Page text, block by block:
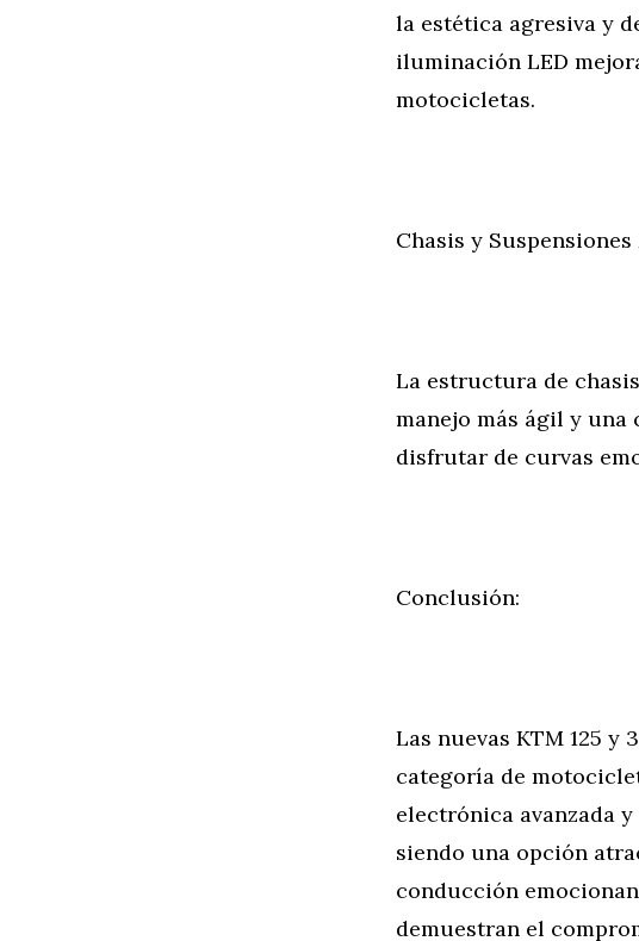
la estética agresiva y
iluminación LED
motocicletas.
Chasis y
La estructura de
manejo más ágil y
disfrutar de curvas
Conclusión:
Las nuevas KTM 125
categoría de
electrónica avanzada
siendo una opción
conducción
demuestran el